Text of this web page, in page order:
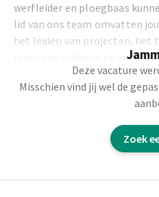
werfleider en ploegbaas
lid van ons team omvatten
het leiden van projecten, het
team van vakmensen en het
onberispelijke uitvoering van
Uitvoeren van dakprojecten
Deze vacature
Misschien vind jij wel de
Zoek